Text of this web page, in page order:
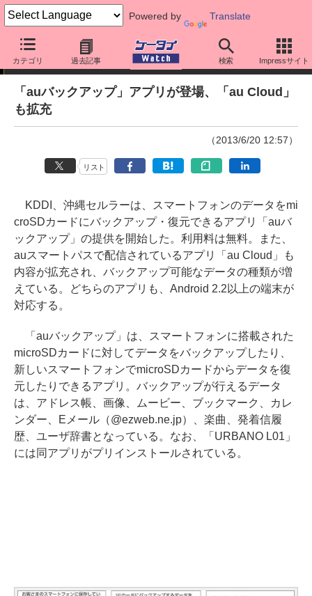
Powered by Translate
カテゴリ 過去記事 検索 Impressサイト
ニュース
「auバックアップ」アプリが登場、「au Cloud」
も拡充
（2013/6/20 12:57）
リスト
KDDI、沖縄セルラーは、スマートフォンのデータをmi
croSDカードにバックアップ・復元できるアプリ「auバ
ックアップ」の提供を開始した。利用料は無料。また、
auスマートパスで配信されているアプリ「au Cloud」も
内容が拡充され、バックアップ可能なデータの種類が増
えている。どちらのアプリも、Android 2.2以上の端末が
対応する。
「auバックアップ」は、スマートフォンに搭載された
microSDカードに対してデータをバックアップしたり、
新しいスマートフォンでmicroSDカードからデータを復
元したりできるアプリ。バックアップが行えるデータ
は、アドレス帳、画像、ムービー、ブックマーク、カレ
ンダー、Eメール（@ezweb.ne.jp）、楽曲、発着信履
歴、ユーザ辞書となっている。なお、「URBANO L01」
には同アプリがプリインストールされている。